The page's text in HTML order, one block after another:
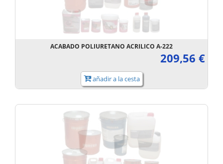
ACABADO POLIURETANO ACRILICO A-222
209,56 €
añadir a la cesta